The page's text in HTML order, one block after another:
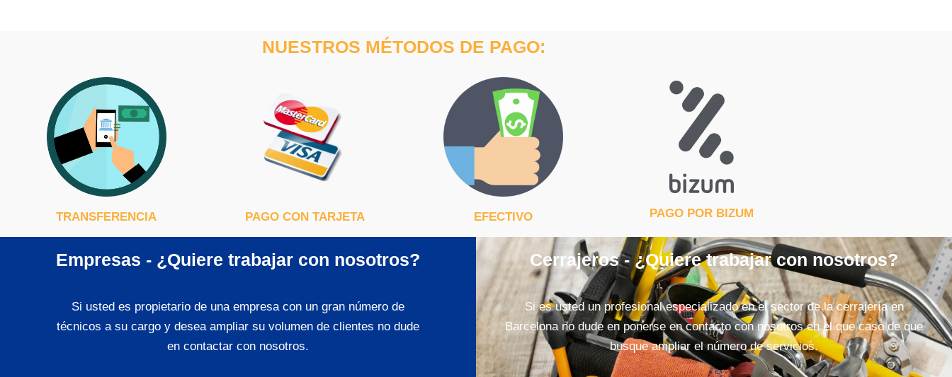
NUESTROS MÉTODOS DE PAGO:
TRANSFERENCIA PAGO CON TARJETA EFECTIVO PAGO POR BIZUM
Empresas - ¿Quiere trabajar con nosotros?
Si usted es propietario de una empresa con un gran número de
técnicos a su cargo y desea ampliar su volumen de clientes no dude
en contactar con nosotros.
Cerrajeros - ¿Quiere trabajar con nosotros?
Si es usted un profesional especializado en el sector de la cerrajería en
Barcelona no dude en ponerse en contacto con nosotros en el que caso de que
busque ampliar el número de servicios.